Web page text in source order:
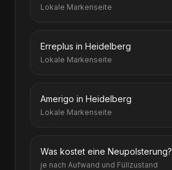
Lokale Markenseite
Erreplus in Heidelberg
Lokale Markenseite
Amerigo in Heidelberg
Lokale Markenseite
Was kostet eine Neupolsterung?
je nach Aufwand und Füllzustand